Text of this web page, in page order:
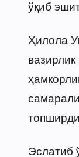
ўқиб
Ҳилола
Эслатиб